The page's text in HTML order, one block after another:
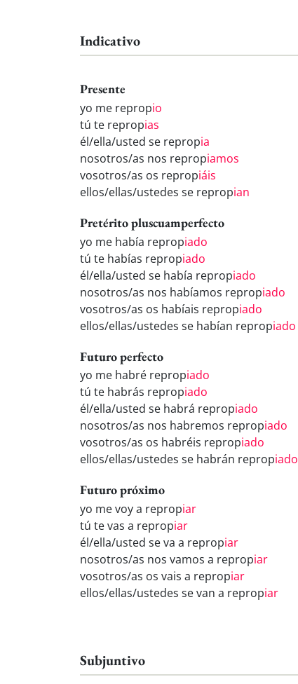
Indicativo
Presente
yo me repropio
tú te repropias
él/ella/usted se repropia
nosotros/as nos repropiamos
vosotros/as os repropiáis
ellos/ellas/ustedes se repropian
Pretérito pluscuamperfecto
yo me había repropiado
tú te habías repropiado
él/ella/usted se había repropiado
nosotros/as nos habíamos repropiado
vosotros/as os habíais repropiado
ellos/ellas/ustedes se habían repropiado
Futuro perfecto
yo me habré repropiado
tú te habrás repropiado
él/ella/usted se habrá repropiado
nosotros/as nos habremos repropiado
vosotros/as os habréis repropiado
ellos/ellas/ustedes se habrán repropiado
Futuro próximo
yo me voy a repropiar
tú te vas a repropiar
él/ella/usted se va a repropiar
nosotros/as nos vamos a repropiar
vosotros/as os vais a repropiar
ellos/ellas/ustedes se van a repropiar
Subjuntivo